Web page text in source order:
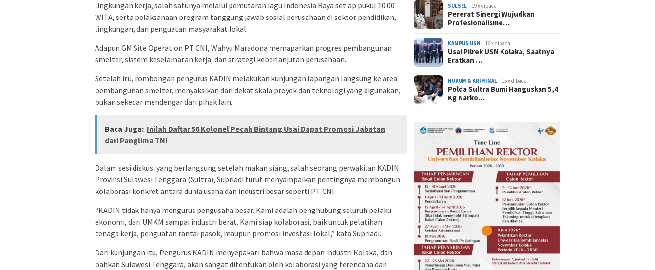
lingkungan kerja, salah satunya melalui pemutaran lagu Indonesia Raya setiap pukul 10.00
WITA, serta pelaksanaan program tanggung jawab sosial perusahaan di sektor pendidikan,
lingkungan, dan penguatan masyarakat lokal.
Adapun GM Site Operation PT CNI, Wahyu Maradona memaparkan progres pembangunan
smelter, sistem keselamatan kerja, dan strategi keberlanjutan perusahaan.
Setelah itu, rombongan pengurus KADIN melakukan kunjungan lapangan langsung ke area
pembangunan smelter, menyaksikan dari dekat skala proyek dan teknologi yang digunakan,
bukan sekedar mendengar dari pihak lain.
Baca Juga: Inilah Daftar 56 Kolonel Pecah Bintang Usai Dapat Promosi Jabatan
dari Panglima TNI
Dalam sesi diskusi yang berlangsung setelah makan siang, salah seorang perwakilan KADIN
Provinsi Sulawesi Tenggara (Sultra), Supriadi turut menyampaikan pentingnya membangun
kolaborasi konkret antara dunia usaha dan industri besar seperti PT CNI.
“KADIN tidak hanya mengurus pengusaha besar. Kami adalah penghubung seluruh pelaku
ekonomi, dari UMKM sampai industri berat. Kami siap kolaborasi, baik untuk pelatihan
tenaga kerja, penguatan rantai pasok, maupun promosi investasi lokal,” kata Supriadi.
Dari kunjungan itu, Pengurus KADIN menyepakati bahwa masa depan industri Kolaka, dan
bahkan Sulawesi Tenggara, akan sangat ditentukan oleh kolaborasi yang terencana dan
SULSEL 19 x dibaca
Pererat Sinergi Wujudkan
Profesionalisme…
KAMPUS USN 16 x dibaca
Usai Pilrek USN Kolaka, Saatnya
Eratkan …
HUKUM & KRIMINAL 15 x dibaca
Polda Sultra Bumi Hanguskan 5,4
Kg Narko…